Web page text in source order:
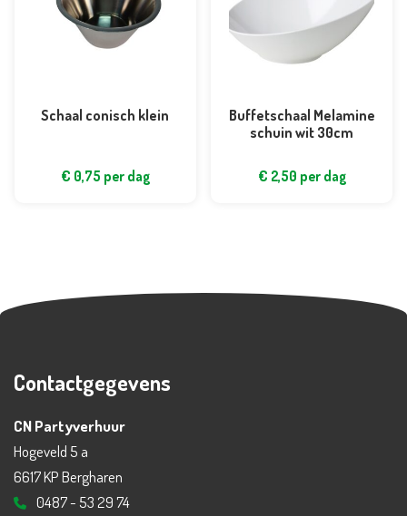
Schaal conisch klein
€ 0,75 per dag
Buffetschaal Melamine
schuin wit 30cm
€ 2,50 per dag
Contactgegevens
CN Partyverhuur
Hogeveld 5 a
6617 KP Bergharen
0487 - 53 29 74